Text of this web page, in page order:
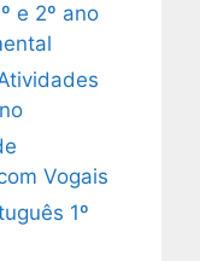
e 2º ano
Vogais
1º